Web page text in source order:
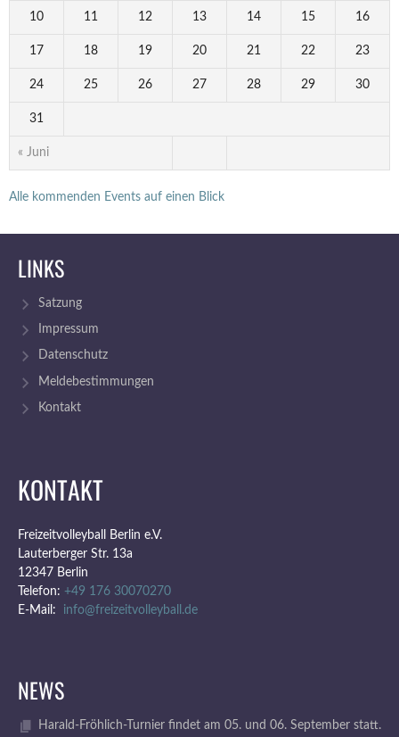
« Juni
10 11 12 13 14 15 16
17 18 19 20 21 22 23
24 25 26 27 28 29 30
31
Alle kommenden Events auf einen Blick
LINKS
Satzung
Impressum
Datenschutz
Meldebestimmungen
Kontakt
KONTAKT
Freizeitvolleyball Berlin e.V.
Lauterberger Str. 13a
12347 Berlin
Telefon: +49 176 30070270
E-Mail: info@freizeitvolleyball.de
NEWS
Harald-Fröhlich-Turnier findet am 05. und 06. September statt.